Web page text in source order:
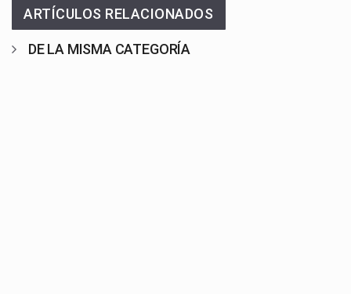
ARTÍCULOS RELACIONADOS
DE LA MISMA CATEGORÍA